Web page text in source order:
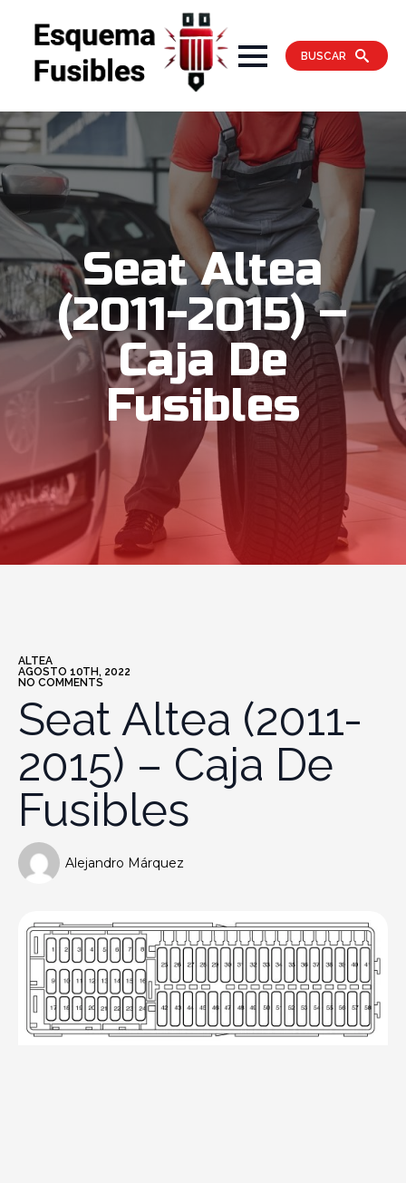
BUSCAR
Seat Altea
(2011-2015) –
Caja De
Fusibles
ALTEA
AGOSTO 10TH, 2022
NO COMMENTS
Seat Altea (2011-
2015) – Caja De
Fusibles
Alejandro Márquez